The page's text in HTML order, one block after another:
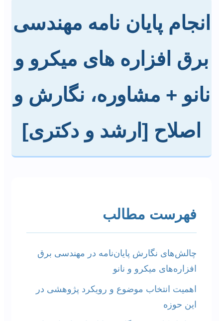
انجام پایان نامه مهندسی
برق افزاره های میکرو و
نانو + مشاوره، نگارش و
اصلاح [ارشد و دکتری]
فهرست مطالب
چالش‌های نگارش پایان‌نامه در مهندسی برق
افزاره‌های میکرو و نانو
اهمیت انتخاب موضوع و رویکرد پژوهشی در
این حوزه